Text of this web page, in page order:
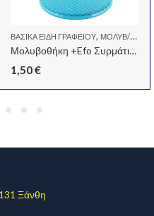
ΒΑΣΙΚΆ ΕΊΔΗ ΓΡΑΦΕΊΟΥ, ΜΟΛΥΒ/ΚΕΣ-ΕΛΆΣΜΑΤΑ-ΜΕΓΕΝ.ΦΑΚΟΊ
Μολυβοθήκη +Efo Συρμάτινη Γαλάζια 9x10cm
1,50€
Ξάνθη